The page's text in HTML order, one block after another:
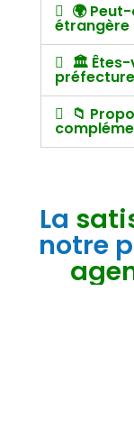
🌍
étrangère
🏛️ Êtes-
📁
La
notre